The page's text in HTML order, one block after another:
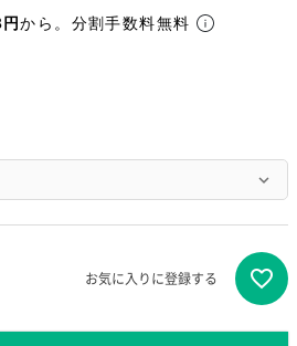
から。分割手数料無料
お気に入りに登録する